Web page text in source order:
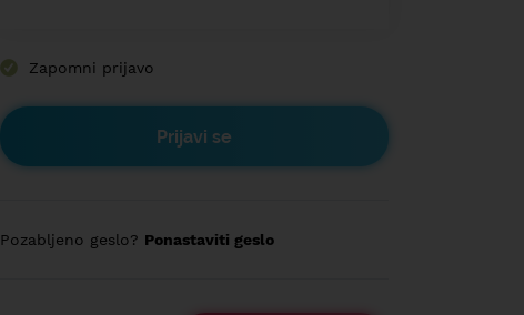
Zapomni prijavo
Pozabljeno geslo? Ponastaviti geslo